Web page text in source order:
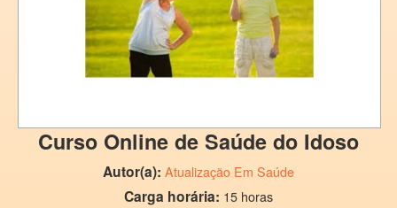
Curso Online de Saúde do Idoso
Autor(a): Atualização Em Saúde
Carga horária: 15 horas